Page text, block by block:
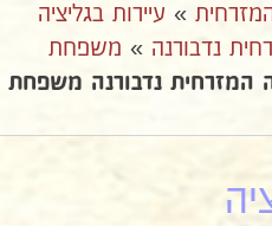
» עיירות בגליציה
נדבורנה » משפחת
המזרחית נדבורנה משפחת